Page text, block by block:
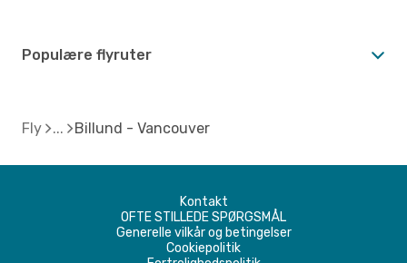
Populære flyruter
Fly Billund - Vancouver
Kontakt
OFTE STILLEDE SPØRGSMÅL
Generelle vilkår og betingelser
Cookiepolitik